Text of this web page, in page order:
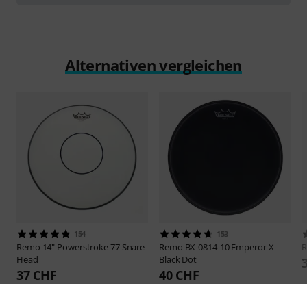
Alternativen vergleichen
154
Remo 14" Powerstroke 77 Snare
Head
37 CHF
153
Remo BX-0814-10 Emperor X
Black Dot
40 CHF